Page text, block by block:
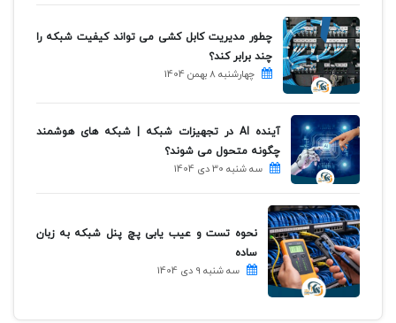
چطور مدیریت کابل کشی می تواند کیفیت شبکه را
چند برابر کند؟
چهارشنبه 8 بهمن 1404
آینده AI در تجهیزات شبکه | شبکه های هوشمند
چگونه متحول می شوند؟
سه شنبه 30 دی 1404
نحوه تست و عیب یابی پچ پنل شبکه به زبان
ساده
سه شنبه 9 دی 1404